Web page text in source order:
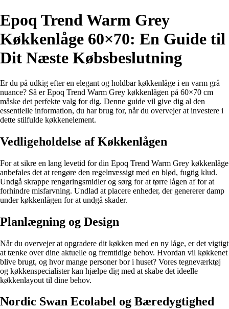
Epoq Trend Warm Grey
Køkkenlåge 60×70: En Guide til
Dit Næste Købsbeslutning
Er du på udkig efter en elegant og holdbar køkkenlåge i en varm grå
nuance? Så er Epoq Trend Warm Grey køkkenlågen på 60×70 cm
måske det perfekte valg for dig. Denne guide vil give dig al den
essentielle information, du har brug for, når du overvejer at investere i
dette stilfulde køkkenelement.
Vedligeholdelse af Køkkenlågen
For at sikre en lang levetid for din Epoq Trend Warm Grey køkkenlåge
anbefales det at rengøre den regelmæssigt med en blød, fugtig klud.
Undgå skrappe rengøringsmidler og sørg for at tørre lågen af for at
forhindre misfarvning. Undlad at placere enheder, der genererer damp
under køkkenlågen for at undgå skader.
Planlægning og Design
Når du overvejer at opgradere dit køkken med en ny låge, er det vigtigt
at tænke over dine aktuelle og fremtidige behov. Hvordan vil køkkenet
blive brugt, og hvor mange personer bor i huset? Vores tegneværktøj
og køkkenspecialister kan hjælpe dig med at skabe det ideelle
køkkenlayout til dine behov.
Nordic Swan Ecolabel og Bæredygtighed